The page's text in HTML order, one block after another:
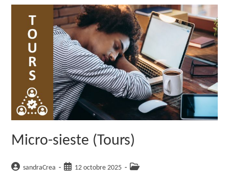
Être
Micro-sieste (Tours)
Auteur/autrice
sandraCrea
Publication
12 octobre 2025
Post